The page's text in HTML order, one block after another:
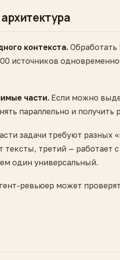
контекста. Обработать
источников
части. Если можно
параллельно и получить
задачи требуют разных
тексты, третий — работает
один универсальный.
ревьюер может